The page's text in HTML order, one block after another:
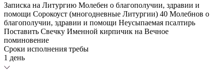
Записка на Литургию Молебен о благополучии, здравии и
помощи Сорокоуст (многодневные Литургии) 40 Молебнов о
благополучии, здравии и помощи Неусыпаемая псалтирь
Поставить Свечку Именной кирпичик на Вечное
поминовение
Сроки исполнения требы
1 день